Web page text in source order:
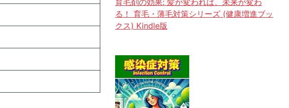
育毛剤の効果: 髪が変われば、未来が変わ
る！ 育毛・薄毛対策シリーズ (健康増進ブッ
クス) Kindle版